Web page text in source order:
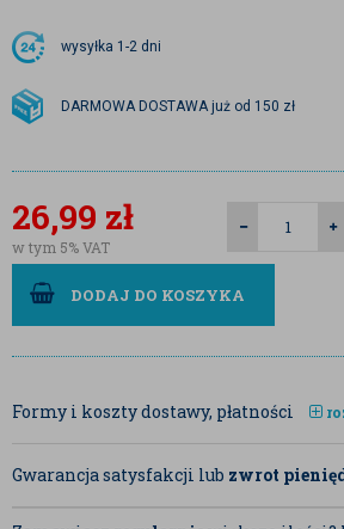
wysyłka 1-2 dni
DARMOWA DOSTAWA już od 150 zł
26,99 zł
w tym 5% VAT
DODAJ DO KOSZYKA
Formy i koszty dostawy, płatności
Gwarancja satysfakcji lub zwrot